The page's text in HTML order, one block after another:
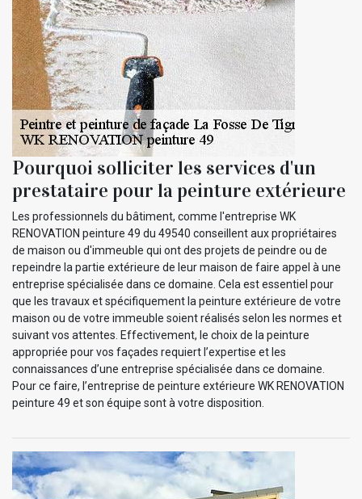
Pourquoi solliciter les services d'un
prestataire pour la peinture extérieure
Les professionnels du bâtiment, comme l'entreprise WK
RENOVATION peinture 49 du 49540 conseillent aux propriétaires
de maison ou d'immeuble qui ont des projets de peindre ou de
repeindre la partie extérieure de leur maison de faire appel à une
entreprise spécialisée dans ce domaine. Cela est essentiel pour
que les travaux et spécifiquement la peinture extérieure de votre
maison ou de votre immeuble soient réalisés selon les normes et
suivant vos attentes. Effectivement, le choix de la peinture
appropriée pour vos façades requiert l’expertise et les
connaissances d’une entreprise spécialisée dans ce domaine.
Pour ce faire, l’entreprise de peinture extérieure WK RENOVATION
peinture 49 et son équipe sont à votre disposition.